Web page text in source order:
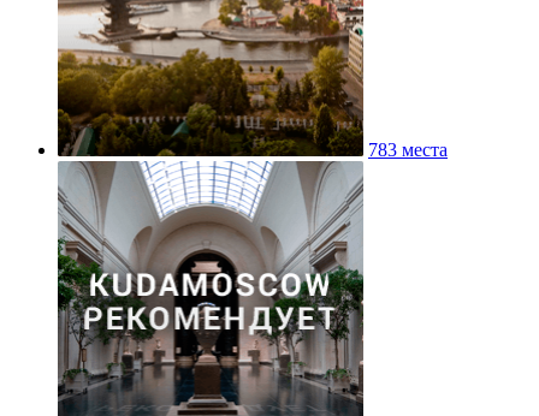
783 места